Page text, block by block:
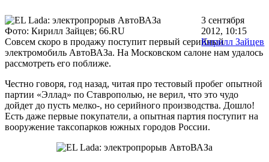
3 сентября
2012, 10:15
Кирилл Зайцев
Фото: Кирилл Зайцев; 66.RU
Совсем скоро в продажу поступит первый серийный
электромобиль АвтоВАЗа. На Московском салоне нам удалось
рассмотреть его поближе.
Честно говоря, год назад, читая про тестовый пробег опытной
партии «Эллад» по Ставрополью, не верил, что это чудо
дойдет до пусть мелко-, но серийного производства. Дошло!
Есть даже первые покупатели, а опытная партия поступит на
вооружение таксопарков южных городов России.